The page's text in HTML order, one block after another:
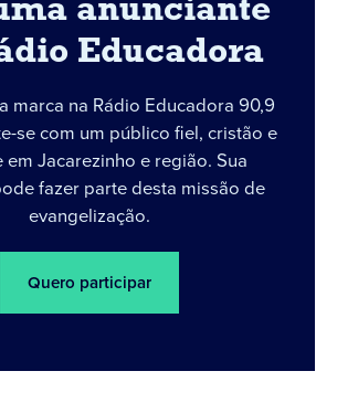
anunciante
Educadora
marca na Rádio Educadora 90,9
se com um público fiel, cristão e
em Jacarezinho e região. Sua
fazer parte desta missão de
evangelização.
Quero participar